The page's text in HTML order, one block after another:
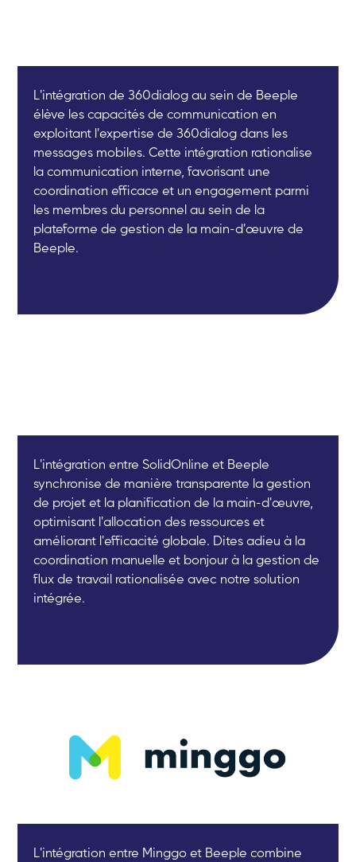
L'intégration de 360dialog au sein de Beeple
élève les capacités de communication en
exploitant l'expertise de 360dialog dans les
messages mobiles. Cette intégration rationalise
la communication interne, favorisant une
coordination efficace et un engagement parmi
les membres du personnel au sein de la
plateforme de gestion de la main-d'œuvre de
Beeple.
L'intégration entre SolidOnline et Beeple
synchronise de manière transparente la gestion
de projet et la planification de la main-d'œuvre,
optimisant l'allocation des ressources et
améliorant l'efficacité globale. Dites adieu à la
coordination manuelle et bonjour à la gestion de
flux de travail rationalisée avec notre solution
intégrée.
L'intégration entre Minggo et Beeple combine